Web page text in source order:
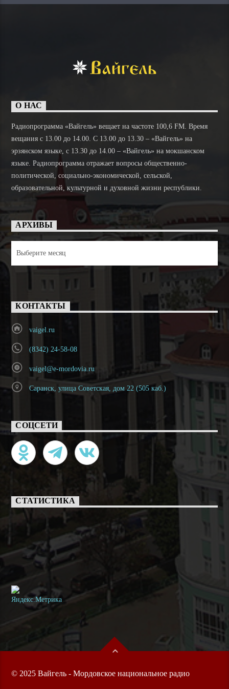
О НАС
Радиопрограмма «Вайгель» вещает на частоте 100,6 FM. Время
вещания с 13.00 до 14.00. C 13.00 до 13.30 – «Вайгель» на
эрзянском языке, с 13.30 до 14.00 – «Вайгель» на мокшанском
языке. Радиопрограмма отражает вопросы общественно-
политической, социально-экономической, сельской,
образовательной, культурной и духовной жизни республики.
АРХИВЫ
КОНТАКТЫ
vaigel.ru
(8342) 24-58-08
vaigel@e-mordovia.ru
Саранск, улица Советская, дом 22 (505 каб.)
СОЦСЕТИ
СТАТИСТИКА
© 2025 Вайгель - Мордовское национальное радио